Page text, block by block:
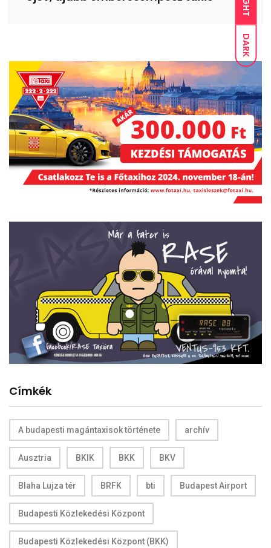
DARK
Címkék
A budapesti magántaxisok története archív
Ausztria BKIK BKK BKV
Blaha Lujza tér BRFK bti Budapest Airport
Budapesti Közlekedési Központ
Budapesti Közlekedési Központ (BKK)